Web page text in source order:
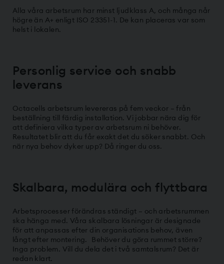
Alla våra arbetsrum har minst ljudklass A, och många når
högre än A+ enligt ISO 23351-1. De kan placeras var som
helst i lokalen.
Personlig service och snabb
leverans
Octacells arbetsrum levereras på fem veckor – från
beställning till färdig installation. Vi jobbar nära dig för
att definiera vilka typer av arbetsrum ni behöver.
Resultatet blir att du får exakt det du söker snabbt. Och
när nya behov dyker upp? Då ringer du oss.
Skalbara, modulära och flyttbara
Arbetsprocesser förändras ständigt – och arbetsrummen
ska hänga med. Våra skalbara lösningar är designade
för att anpassas efter din organisations behov, även
långt efter montering. Behöver du göra rummet större?
Inga problem. Vill du dela det i två samtalsrum? Det är
redan klart.